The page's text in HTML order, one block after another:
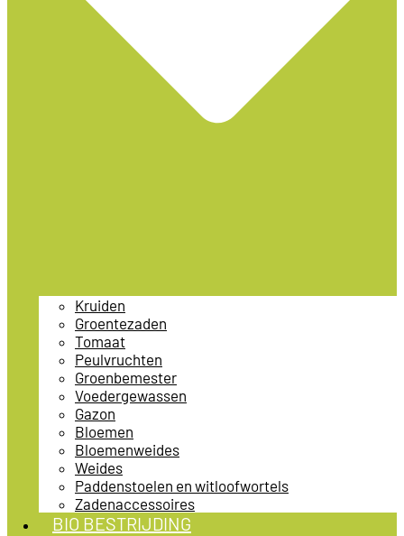
Kruiden
Groentezaden
Tomaat
Peulvruchten
Groenbemester
Voedergewassen
Gazon
Bloemen
Bloemenweides
Weides
Paddenstoelen en witloofwortels
Zadenaccessoires
BIO BESTRIJDING